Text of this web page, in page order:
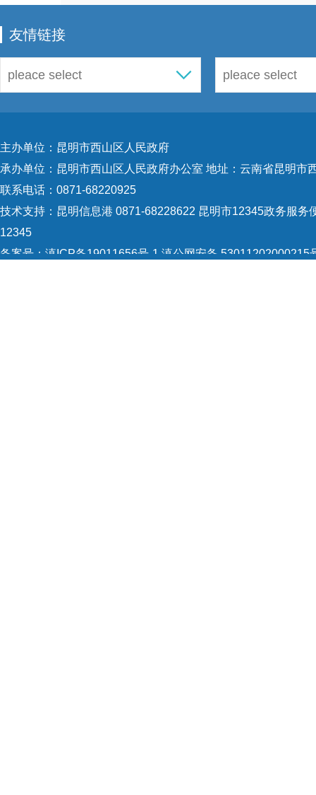
友情链接
主办单位：昆明市西山区人民政府
承办单位：昆明市西山区人民政府办公室 地址：云南省昆明市
联系电话：0871-68220925
技术支持： 昆明信息港 0871-68228622 昆明市12345政务服务
12345
备案号： 滇ICP备19011656号-1 滇公网安备 53011202000215